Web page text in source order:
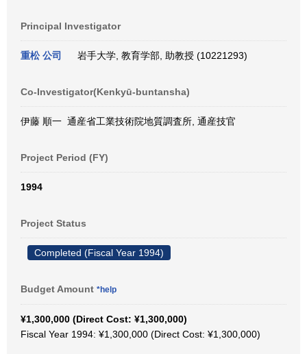
Principal Investigator
重松 公司 岩手大学, 教育学部, 助教授 (10221293)
Co-Investigator(Kenkyū-buntansha)
伊藤 順一 通産省工業技術院地質調査所, 通産技官
Project Period (FY)
1994
Project Status
Completed (Fiscal Year 1994)
Budget Amount *help
¥1,300,000 (Direct Cost: ¥1,300,000)
Fiscal Year 1994: ¥1,300,000 (Direct Cost: ¥1,300,000)